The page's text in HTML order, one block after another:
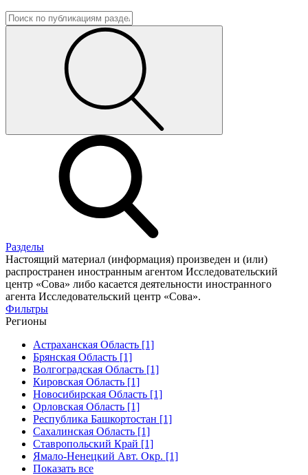
Разделы
Настоящий материал (информация) произведен и (или)
распространен иностранным агентом Исследовательский
центр «Сова» либо касается деятельности иностранного
агента Исследовательский центр «Сова».
Фильтры
Регионы
Астраханская Область [1]
Брянская Область [1]
Волгоградская Область [1]
Кировская Область [1]
Новосибирская Область [1]
Орловская Область [1]
Республика Башкортостан [1]
Сахалинская Область [1]
Ставропольский Край [1]
Ямало-Ненецкий Авт. Окр. [1]
Показать все